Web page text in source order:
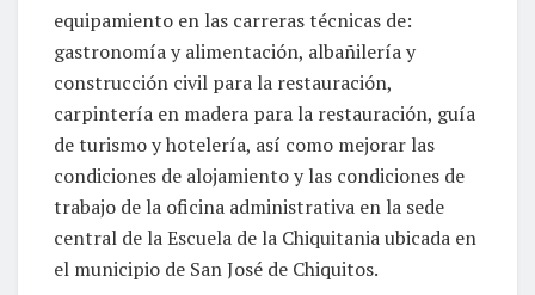
equipamiento en las carreras técnicas de:
gastronomía y alimentación, albañilería y
construcción civil para la restauración,
carpintería en madera para la restauración, guía
de turismo y hotelería, así como mejorar las
condiciones de alojamiento y las condiciones de
trabajo de la oficina administrativa en la sede
central de la Escuela de la Chiquitania ubicada en
el municipio de San José de Chiquitos.